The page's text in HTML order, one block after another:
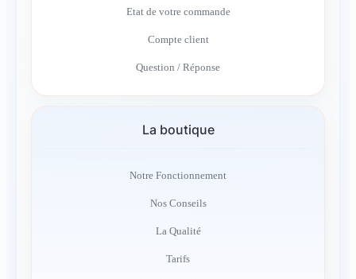
Etat de votre commande
Compte client
Question / Réponse
La boutique
Notre Fonctionnement
Nos Conseils
La Qualité
Tarifs